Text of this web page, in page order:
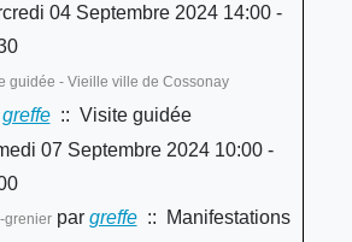
04 Septembre 2024 14:00 -
guidée - Vieille ville de Cossonay
greffe:: Visite guidée
07 Septembre 2024 10:00 -
grenierpar greffe:: Manifestations